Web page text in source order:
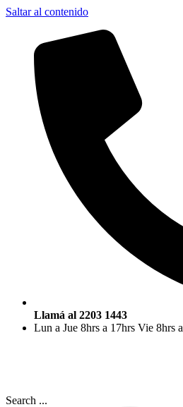
Saltar al contenido
Llamá al 2203 1443
Lun a Jue 8hrs a 17hrs Vie 8hrs
Search ...